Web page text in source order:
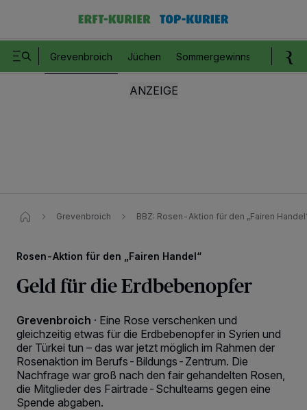
Grevenbroich Jüchen Sommergewinnspiel
Grevenbroich BBZ: Rosen-Aktion für den „Fairen
Rosen-Aktion für den „Fairen Handel“
Geld für die Erdbebenopfer
Grevenbroich · Eine Rose verschenken und
gleichzeitig etwas für die Erdbebenopfer in Syrien und
der Türkei tun – das war jetzt möglich im Rahmen der
Rosenaktion im Berufs-Bildungs-Zentrum. Die
Nachfrage war groß nach den fair gehandelten Rosen,
die Mitglieder des Fairtrade-Schulteams gegen eine
Spende abgaben.